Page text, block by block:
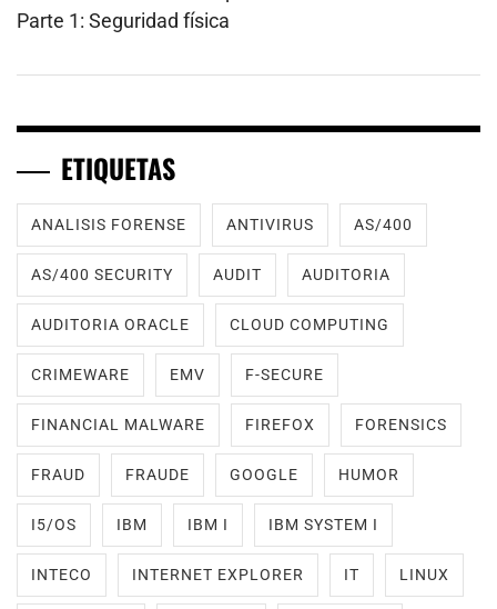
Parte 1: Seguridad física
ETIQUETAS
ANALISIS FORENSE ANTIVIRUS AS/400
AS/400 SECURITY AUDIT AUDITORIA
AUDITORIA ORACLE CLOUD COMPUTING
CRIMEWARE EMV F-SECURE
FINANCIAL MALWARE FIREFOX FORENSICS
FRAUD FRAUDE GOOGLE HUMOR
I5/OS IBM IBM I IBM SYSTEM I
INTECO INTERNET EXPLORER IT LINUX